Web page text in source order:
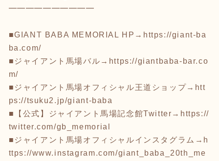
━━━━━━━━━━
■GIANT BABA MEMORIAL HP→ https://giant-ba
ba.com/
■ジャイアント馬場バル→ https://giantbaba-bar.co
m/
■ジャイアント馬場オフィシャル王道ショップ→ htt
ps://tsuku2.jp/giant-baba
■【公式】ジャイアント馬場記念館Twitter→ https://
twitter.com/gb_memorial
■ジャイアント馬場オフィシャルインスタグラム→ h
ttps://www.instagram.com/giant_baba_20th_me